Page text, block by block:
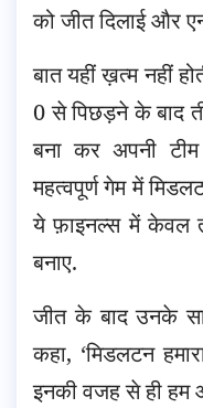
को जीत दिलाई और
बात यहीं ख़त्म नहीं
0 से पिछड़ने के बाद
बना कर अपनी
महत्वपूर्ण गेम में
ये फ़ाइनल्स में केवल
बनाए.
जीत के बाद उनके
कहा, ‘मिडलटन
इनकी वजह से ही हम